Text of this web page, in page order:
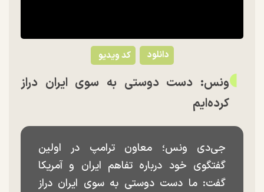
کد ویدیو دانلود
ونس: دست دوستی به سوی ایران دراز
کرده‌ایم
جی‌دی ونس؛ معاون ترامپ در اولین
گفتگوی خود درباره تفاهم ایران و آمریکا
گفت: ما دست دوستی به سوی ایران دراز